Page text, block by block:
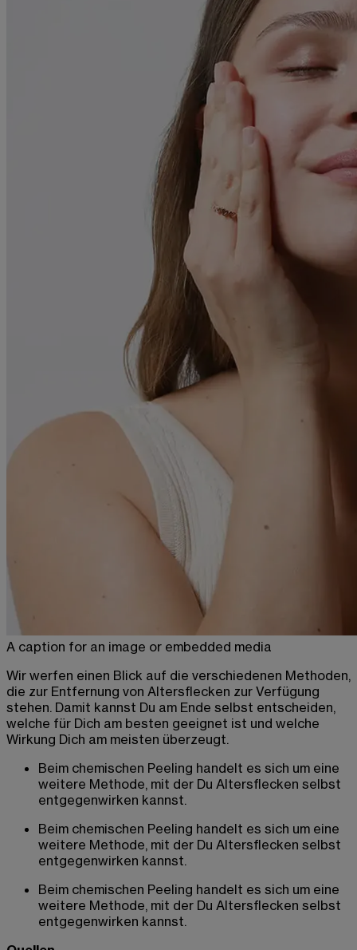
A caption for an image or embedded media
Wir werfen einen Blick auf die verschiedenen Methoden,
die zur Entfernung von Altersflecken zur Verfügung
stehen. Damit kannst Du am Ende selbst entscheiden,
welche für Dich am besten geeignet ist und welche
Wirkung Dich am meisten überzeugt.
Beim chemischen Peeling handelt es sich um eine
weitere Methode, mit der Du Altersflecken selbst
entgegenwirken kannst.
Beim chemischen Peeling handelt es sich um eine
weitere Methode, mit der Du Altersflecken selbst
entgegenwirken kannst.
Beim chemischen Peeling handelt es sich um eine
weitere Methode, mit der Du Altersflecken selbst
entgegenwirken kannst.